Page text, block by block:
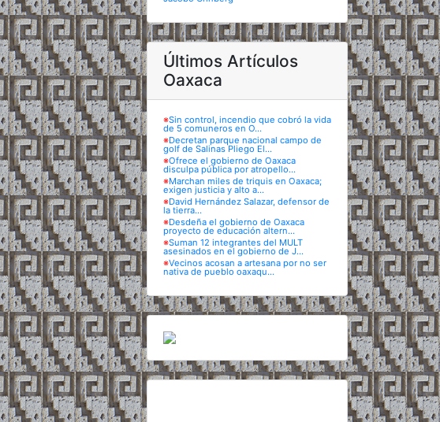
Últimos Artículos
Oaxaca
※Sin control, incendio que cobró la vida
de 5 comuneros en O...
※Decretan parque nacional campo de
golf de Salinas Pliego El...
※Ofrece el gobierno de Oaxaca
disculpa pública por atropello...
※Marchan miles de triquis en Oaxaca;
exigen justicia y alto a...
※David Hernández Salazar, defensor de
la tierra...
※Desdeña el gobierno de Oaxaca
proyecto de educación altern...
※Suman 12 integrantes del MULT
asesinados en el gobierno de J...
※Vecinos acosan a artesana por no ser
nativa de pueblo oaxaqu...